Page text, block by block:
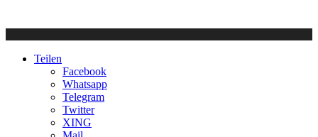
Teilen
Facebook
Whatsapp
Telegram
Twitter
XING